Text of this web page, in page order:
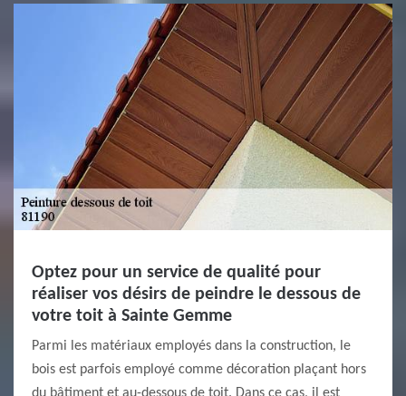
Optez pour un service de qualité pour
réaliser vos désirs de peindre le dessous de
votre toit à Sainte Gemme
Parmi les matériaux employés dans la construction, le
bois est parfois employé comme décoration plaçant hors